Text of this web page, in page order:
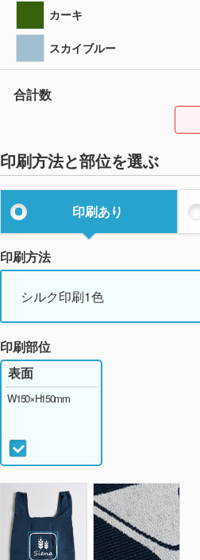
カーキ
スカイブルー
合計数
印刷方法と部位を選ぶ
印刷あり
印刷方法
シルク印刷1色
印刷部位
表面
W150×H150mm